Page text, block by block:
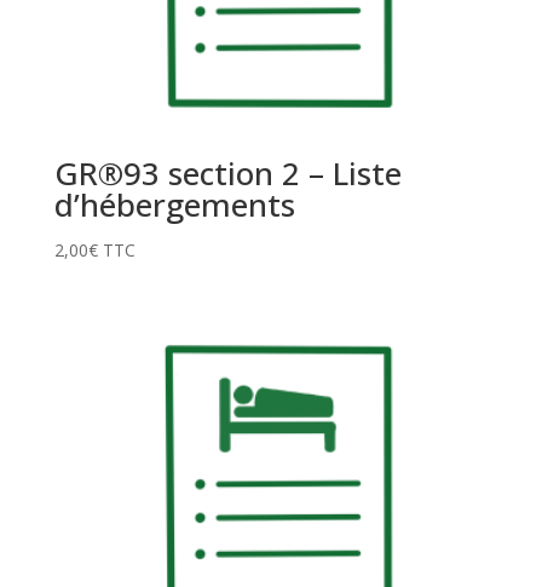
GR®93 section 2 – Liste
d’hébergements
2,00€ TTC